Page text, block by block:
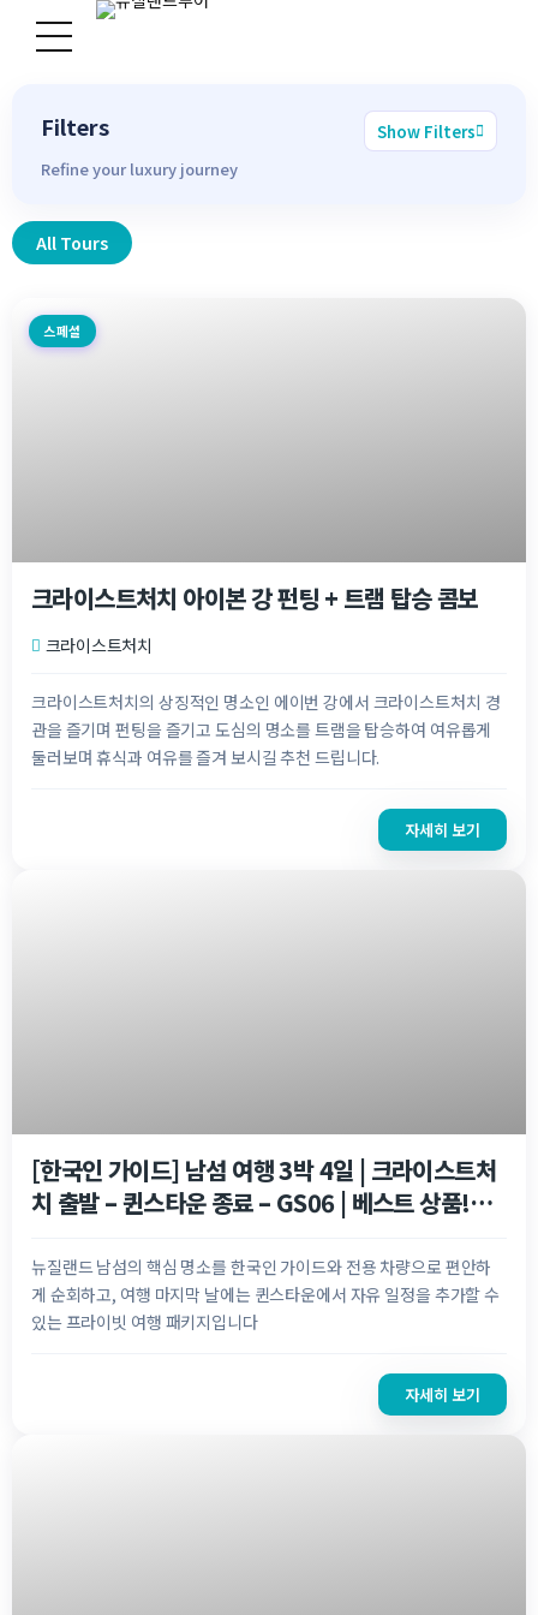
Filters
Show Filters
Refine your luxury journey
All Tours
스페셜
크라이스트처치 아이본 강 펀팅 + 트램 탑승 콤보
크라이스트처치
크라이스트처치의 상징적인 명소인 에이번 강에서 크라이스트처치 경
관을 즐기며 펀팅을 즐기고 도심의 명소를 트램을 탑승하여 여유롭게
둘러보며 휴식과 여유를 즐겨 보시길 추천 드립니다.
자세히 보기
[한국인 가이드] 남섬 여행 3박 4일 | 크라이스트처
치 출발 – 퀸스타운 종료 – GS06 | 베스트 상품!
뉴질랜드 남섬의 핵심 명소를 한국인 가이드와 전용 차량으로 편안하
게 순회하고, 여행 마지막 날에는 퀸스타운에서 자유 일정을 추가할 수
있는 프라이빗 여행 패키지입니다
자세히 보기